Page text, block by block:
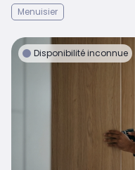
Menuisier
Disponibilité inconnue